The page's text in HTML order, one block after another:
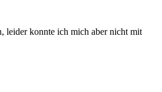
leider konnte ich mich aber nicht mit